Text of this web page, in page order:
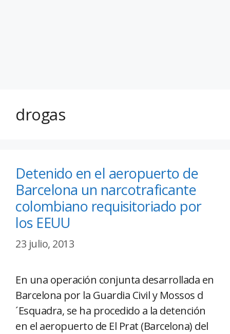
drogas
Detenido en el aeropuerto de
Barcelona un narcotraficante
colombiano requisitoriado por
los EEUU
23 julio, 2013
En una operación conjunta desarrollada en
Barcelona por la Guardia Civil y Mossos d
´Esquadra, se ha procedido a la detención
en el aeropuerto de El Prat (Barcelona) del